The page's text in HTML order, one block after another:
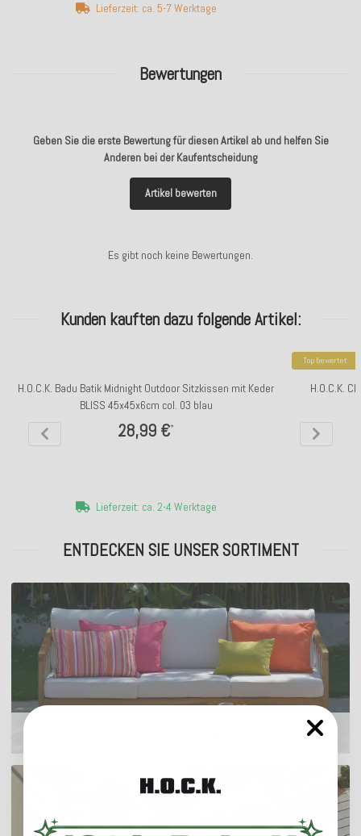
Bewertungen
Geben Sie die erste Bewertung für diesen Artikel ab und helfen Sie
Anderen bei der Kaufentscheidung
Artikel bewerten
Es gibt noch keine Bewertungen.
Lieferzeit: ca. 5-7 Werktage
Kunden kauften dazu folgende Artikel:
H.O.C.K. Badu Batik Midnight Outdoor Sitzkissen mit Keder
BLISS 45x45x6cm col. 03 blau
28,99 €*
Lieferzeit: ca. 2-4 Werktage
Top bewertet
H.O.C.K.
ENTDECKEN SIE UNSER SORTIMENT